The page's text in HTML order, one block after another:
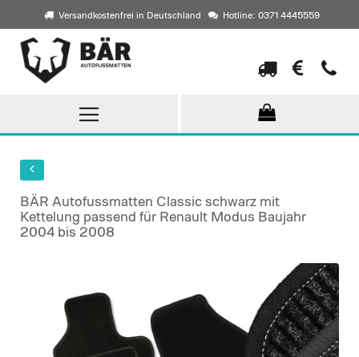
Versandkostenfrei in Deutschland Hotline: 0371 4445559
Direkt
zum
Inhalt
BÄR Autofussmatten Classic schwarz mit
Kettelung passend für Renault Modus Baujahr
2004 bis 2008